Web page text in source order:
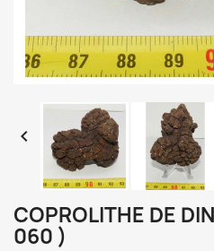

COPROLITHE DE
060 )